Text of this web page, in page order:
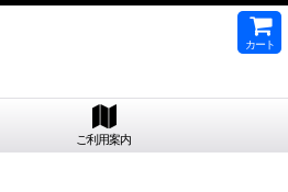
カート
ご利用案内